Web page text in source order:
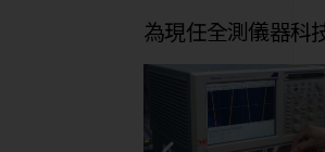
為現任全測儀器科